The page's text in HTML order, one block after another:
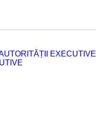
EXECUTIVE